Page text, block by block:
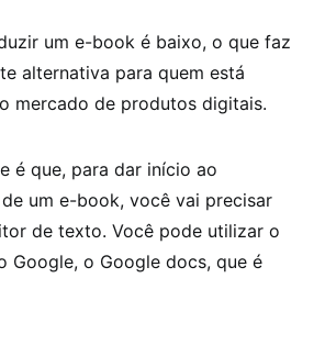
um e-book é baixo, o que faz
alternativa para quem está
mercado de produtos digitais.
é que, para dar início ao
um e-book, você vai precisar
de texto. Você pode utilizar o
Google, o Google docs, que é